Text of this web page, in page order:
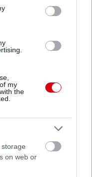
my
the
on web or
18:00